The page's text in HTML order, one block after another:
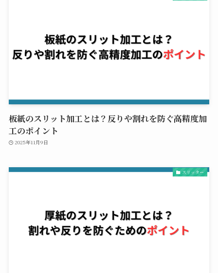
板紙のスリット加工とは？反りや割れを防ぐ高精度加
工のポイント
2025年11月9日
スリッター